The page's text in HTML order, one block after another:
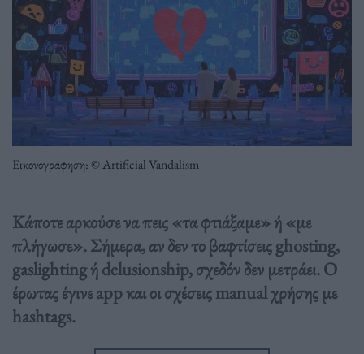
Εικονογράφηση: © Artificial Vandalism
Κάποτε αρκούσε να πεις «τα φτιάξαμε» ή «με
πλήγωσε». Σήμερα, αν δεν το βαφτίσεις ghosting,
gaslighting ή delusionship, σχεδόν δεν μετράει. Ο
έρωτας έγινε app και οι σχέσεις manual χρήσης με
hashtags.